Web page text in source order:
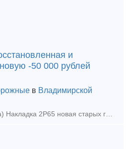
и
-50 000 рублей
в Владимирской